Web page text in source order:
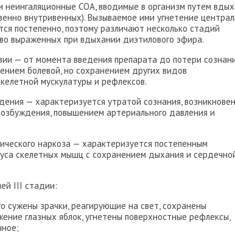
неингаляционные СОА, вводимые в организм путем
внутривенных). Вызываемое ими угнетение
постепенно, поэтому различают несколько стадий
выраженных при вдыхании диэтилового эфира.
— от момента введения препарата до потери
болевой, но сохранением других видов
мускулатуры и рефлексов.
— характеризуется утратой сознания,
повышением артериального давления и
наркоза — характеризуется постепенным
скелетных мышц с сохранением дыхания и
III стадии:
сужены зрачки, реагирующие на свет, сохранены
глазных яблок, угнетены поверхностные рефлексы,